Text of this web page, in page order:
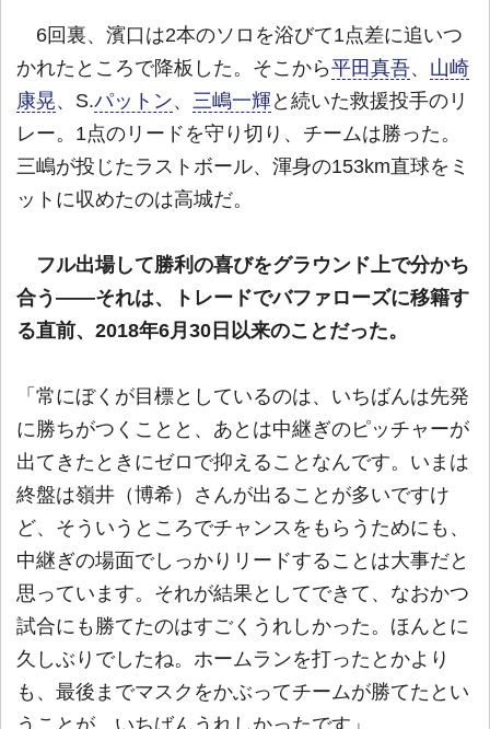
6回裏、濱口は2本のソロを浴びて1点差に追いつ
かれたところで降板した。そこから平田真吾、 山崎
康晃、S.パットン、 三嶋一輝と続いた救援投手のリ
レー。1点のリードを守り切り、チームは勝った。
三嶋が投じたラストボール、渾身の153km直球をミ
ットに収めたのは高城だ。
フル出場して勝利の喜びをグラウンド上で分かち
合う――それは、トレードでバファローズに移籍す
る直前、2018年6月30日以来のことだった。
「常にぼくが目標としているのは、いちばんは先発
に勝ちがつくことと、あとは中継ぎのピッチャーが
出てきたときにゼロで抑えることなんです。いまは
終盤は嶺井（博希）さんが出ることが多いですけ
ど、そういうところでチャンスをもらうためにも、
中継ぎの場面でしっかりリードすることは大事だと
思っています。それが結果としてできて、なおかつ
試合にも勝てたのはすごくうれしかった。ほんとに
久しぶりでしたね。ホームランを打ったとかより
も、最後までマスクをかぶってチームが勝てたとい
うことが、いちばんうれしかったです」